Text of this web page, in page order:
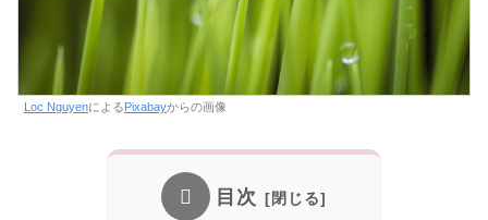
Loc Nguyenによる Pixabayからの画像
目次